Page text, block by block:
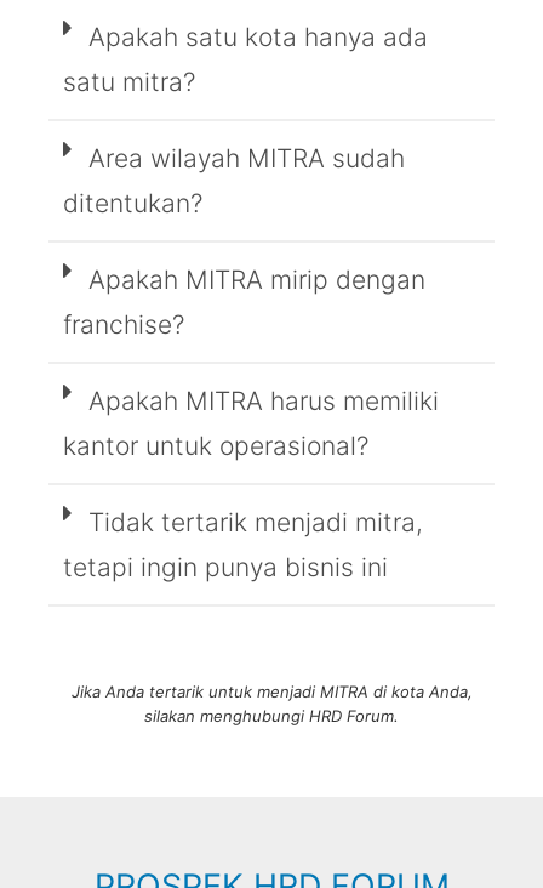
Apakah satu kota hanya ada
satu mitra?
Area wilayah MITRA sudah
ditentukan?
Apakah MITRA mirip dengan
franchise?
Apakah MITRA harus memiliki
kantor untuk operasional?
Tidak tertarik menjadi mitra,
tetapi ingin punya bisnis ini
Jika Anda tertarik untuk menjadi MITRA di kota Anda,
silakan menghubungi HRD Forum.